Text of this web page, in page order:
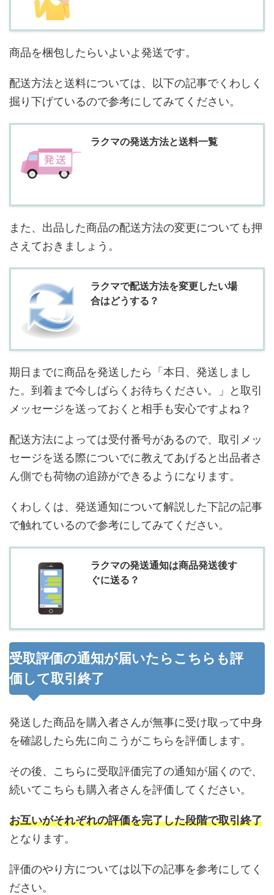
商品を梱包したらいよいよ発送です。
配送方法と送料については、以下の記事でくわしく
掘り下げているので参考にしてみてください。
ラクマの発送方法と送料一覧
また、出品した商品の配送方法の変更についても押
さえておきましょう。
ラクマで配送方法を変更したい場
合はどうする？
期日までに商品を発送したら「本日、発送しまし
た。到着まで今しばらくお待ちください。」と取引
メッセージを送っておくと相手も安心ですよね？
配送方法によっては受付番号があるので、取引メッ
セージを送る際についでに教えてあげると出品者さ
ん側でも荷物の追跡ができるようになります。
くわしくは、発送通知について解説した下記の記事
で触れているので参考にしてみてください。
ラクマの発送通知は商品発送後す
ぐに送る？
受取評価の通知が届いたらこちらも評
価して取引終了
発送した商品を購入者さんが無事に受け取って中身
を確認したら先に向こうがこちらを評価します。
その後、こちらに受取評価完了の通知が届くので、
続いてこちらも購入者さんを評価してください。
お互いがそれぞれの評価を完了した段階で取引終了
となります。
評価のやり方については以下の記事を参考にしてく
ださい。